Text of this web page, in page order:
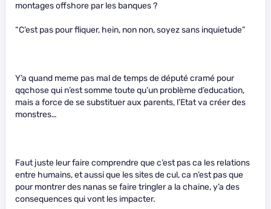
montages offshore par les banques ?
“C’est pas pour fliquer, hein, non non, soyez sans inquietude”
Y’a quand meme pas mal de temps de député cramé pour
qqchose qui n’est somme toute qu’un problème d’education,
mais a force de se substituer aux parents, l’Etat va créer des
monstres…
Faut juste leur faire comprendre que c’est pas ca les relations
entre humains, et aussi que les sites de cul, ca n’est pas que
pour montrer des nanas se faire tringler a la chaine, y’a des
consequences qui vont les impacter.